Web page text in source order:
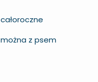
całoroczne
można z psem